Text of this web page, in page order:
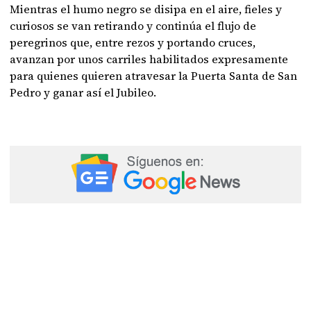
Mientras el humo negro se disipa en el aire, fieles y
curiosos se van retirando y continúa el flujo de
peregrinos que, entre rezos y portando cruces,
avanzan por unos carriles habilitados expresamente
para quienes quieren atravesar la Puerta Santa de San
Pedro y ganar así el Jubileo.